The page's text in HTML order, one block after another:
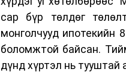
сар бүр төлдөг
монголчууд ипотекийн
боломжтой байсан.
дүнд хүртэл нь тууштай